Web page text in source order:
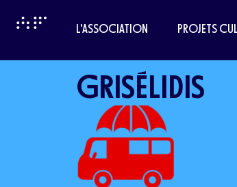
L'ASSOCIATION PROJETS
GRISÉLIDIS